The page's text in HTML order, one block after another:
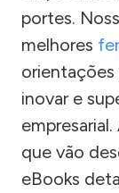
portes.
melhores
orientações
inovar e
que vão
eBooks